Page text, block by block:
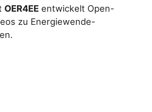
OER4EE entwickelt Open-
zu Energiewende-